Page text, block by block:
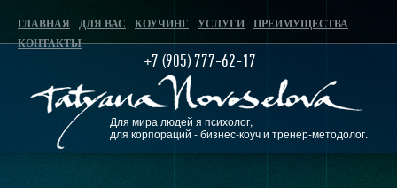
ГЛАВНАЯ ДЛЯ ВАС КОУЧИНГ УСЛУГИ
ПРЕИМУЩЕСТВА
КОНТАКТЫ
Для мира людей я психолог,
для корпораций - бизнес-коуч и тренер-методолог.
+7 (905) 777-62-17